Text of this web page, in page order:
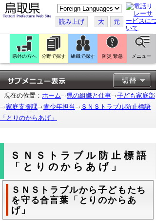
こ
の
ペ
ー
ジ
翻
訳
す
る
読み上げ 大 元
県外の方へ 分野で探す 組織で探す 防災 緊急 メニュー
現在の位置： ホーム 県の組織と仕事
子ども家庭部
家庭支援課
青少年担当
ＳＮＳトラブル防止標語
「とりのからあげ」
ＳＮＳトラブル防止標語
「とりのからあげ」
ＳＮＳトラブルから子どもたち
を守る合言葉「とりのからあ
げ」